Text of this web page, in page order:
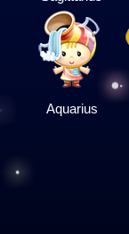
Aquarius